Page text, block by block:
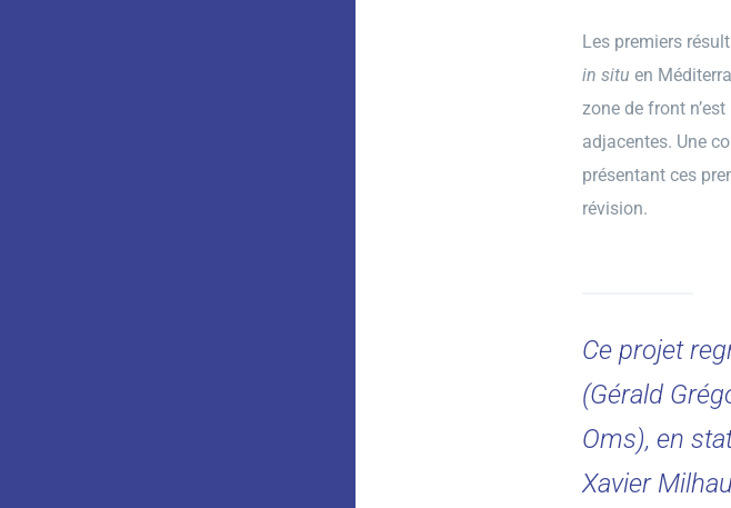
Les premiers
in situ en
zone de front
adjacentes. Une
présentant ces
révision.
Ce projet
(Gérald
Oms), en
Xavier